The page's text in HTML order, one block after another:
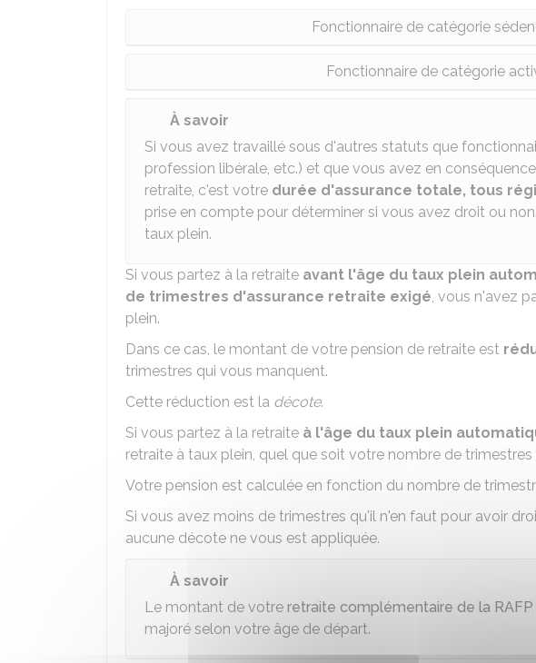
Fonctionnaire de catégorie
Fonctionnaire de catégorie
À savoir
Si vous avez travaillé sous d'autres statuts que
profession libérale, etc.) et que vous avez en
retraite, c'est votre durée d'assurance totale, tous
prise en compte pour déterminer si vous avez droit ou
taux plein.
Si vous partez à la retraite avant l'âge du taux plein
de trimestres d'assurance retraite exigé, vous n'avez
plein.
Dans ce cas, le montant de votre pension de retraite est
trimestres qui vous manquent.
Cette réduction est la décote.
Si vous partez à la retraite à l'âge du taux plein
retraite à taux plein, quel que soit votre nombre de trimestres
Votre pension est calculée en fonction du nombre de
Si vous avez moins de trimestres qu'il n'en faut pour avoir
aucune décote ne vous est appliquée.
À savoir
Le montant de votre retraite complémentaire de la RAFP
majoré selon votre âge de départ.